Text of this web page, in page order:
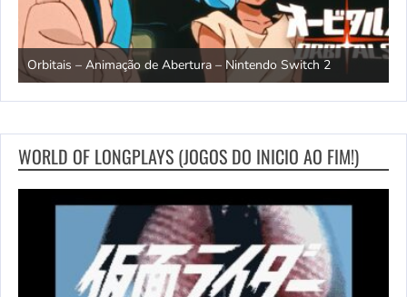
Orbitais – Animação de Abertura – Nintendo Switch 2
WORLD OF LONGPLAYS (JOGOS DO INICIO AO FIM!)